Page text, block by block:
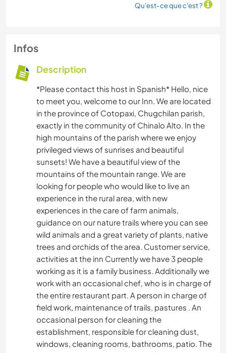
Qu'est-ce que c'est ?
Infos
Description
*Please contact this host in Spanish* Hello, nice
to meet you, welcome to our Inn. We are located
in the province of Cotopaxi, Chugchilan parish,
exactly in the community of Chinalo Alto. In the
high mountains of the parish where we enjoy
privileged views of sunrises and beautiful
sunsets! We have a beautiful view of the
mountains of the mountain range. We are
looking for people who would like to live an
experience in the rural area, with new
experiences in the care of farm animals,
guidance on our nature trails where you can see
wild animals and a great variety of plants, native
trees and orchids of the area. Customer service,
activities at the inn Currently we have 3 people
working as it is a family business. Additionally we
work with an occasional chef, who is in charge of
the entire restaurant part. A person in charge of
field work, maintenance of trails, pastures . An
occasional person for cleaning the
establishment, responsible for cleaning dust,
windows, cleaning rooms, bathrooms, patio. The